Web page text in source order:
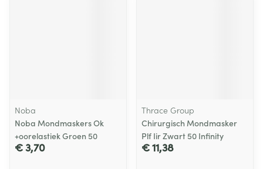
Noba
Noba Mondmaskers Ok
+oorelastiek Groen 50
€ 3,70
Thrace Group
Chirurgisch Mondmasker
Plf Iir Zwart 50 Infinity
€ 11,38